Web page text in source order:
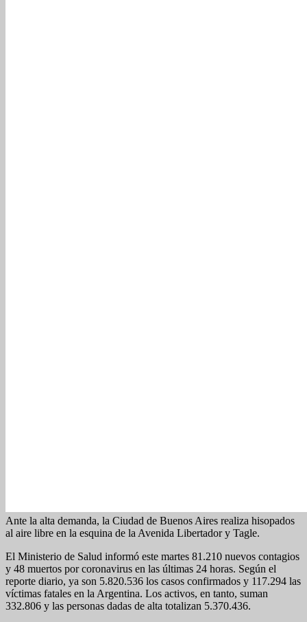
Ante la alta demanda, la Ciudad de Buenos Aires realiza hisopados
al aire libre en la esquina de la Avenida Libertador y Tagle.
El Ministerio de Salud informó este martes 81.210 nuevos contagios
y 48 muertos por coronavirus en las últimas 24 horas. Según el
reporte diario, ya son 5.820.536 los casos confirmados y 117.294 las
víctimas fatales en la Argentina. Los activos, en tanto, suman
332.806 y las personas dadas de alta totalizan 5.370.436.